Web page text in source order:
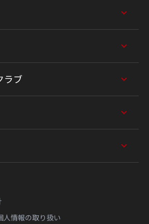
ラブ
人情報の取り扱い